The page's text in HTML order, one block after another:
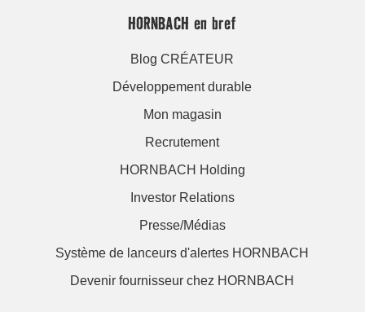
HORNBACH en bref
Blog CRÉATEUR
Développement durable
Mon magasin
Recrutement
HORNBACH Holding
Investor Relations
Presse/Médias
Système de lanceurs d'alertes HORNBACH
Devenir fournisseur chez HORNBACH